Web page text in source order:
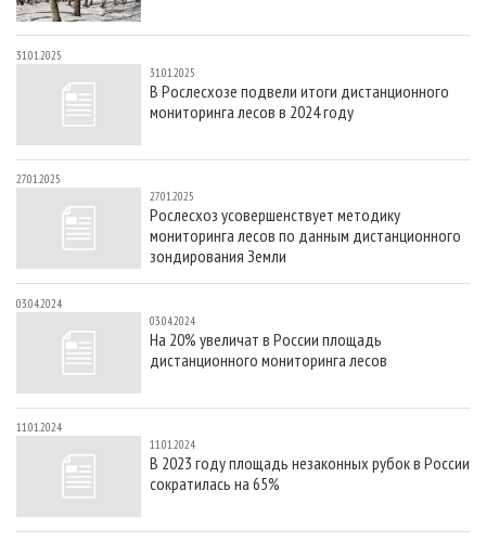
31.01.2025
31.01.2025
В Рослесхозе подвели итоги дистанционного
мониторинга лесов в 2024 году
27.01.2025
27.01.2025
Рослесхоз усовершенствует методику
мониторинга лесов по данным дистанционного
зондирования Земли
03.04.2024
03.04.2024
На 20% увеличат в России площадь
дистанционного мониторинга лесов
11.01.2024
11.01.2024
В 2023 году площадь незаконных рубок в России
сократилась на 65%